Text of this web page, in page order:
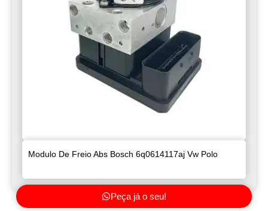
Modulo De Freio Abs Bosch 6q0614117aj Vw Polo
Peça já o seu!